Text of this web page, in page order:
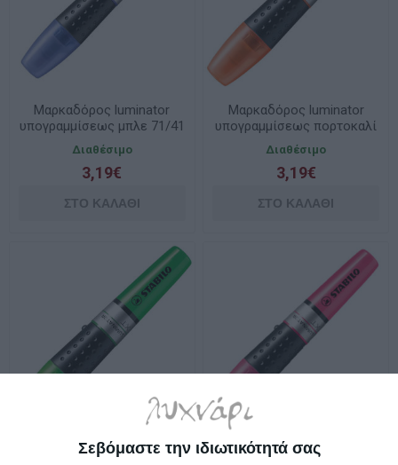
Σεβόμαστε την ιδιωτικότητά σας
Mαρκαδόρος luminator
υπογραμμίσεως μπλε 71/41
Stabilo
Διαθέσιμο
3,19€
Mαρκαδόρος luminator
υπογραμμίσεως πορτοκαλί
71/54 Stabilo
Διαθέσιμο
3,19€
Mαρκαδόρος luminator
Mαρκαδόρος luminator